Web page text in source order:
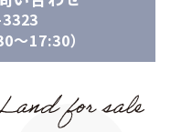
〜17:30）